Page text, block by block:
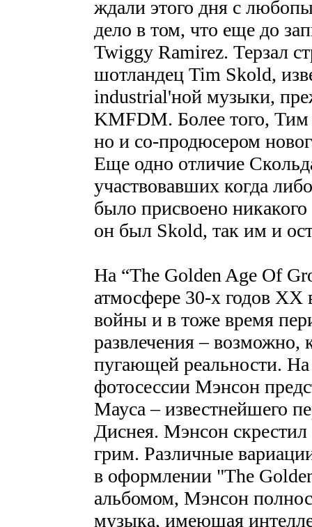
ждали этого дня с
дело в том, что еще до
Twiggy Ramirez. Терзал
шотландец Tim Skold,
industrial'ной музыки,
KMFDM. Более того, Тим
но и со-продюсером
Еще одно отличие
участвовавших когда
было присвоено
он был Skold, так им и
На “The Golden Age Of
атмосфере 30-х годов
войны и в тоже время
развлечения – возможно,
пугающей реальности.
фотосессии Мэнсон
Мауса – известнейшего
Диснея. Мэнсон
грим. Различные
в оформлении "The
альбомом, Мэнсон
музыка, имеющая